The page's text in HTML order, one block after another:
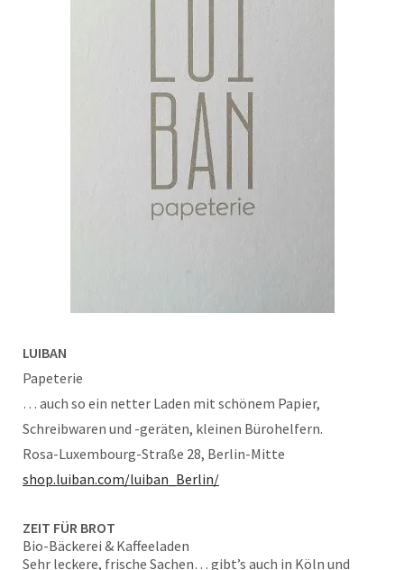
LUIBAN
Papeterie
… auch so ein netter Laden mit schönem Papier,
Schreibwaren und -geräten, kleinen Bürohelfern.
Rosa-Luxembourg-Straße 28, Berlin-Mitte
shop.luiban.com/luiban_Berlin/
ZEIT FÜR BROT
Bio-Bäckerei & Kaffeeladen
Sehr leckere, frische Sachen… gibt’s auch in Köln und